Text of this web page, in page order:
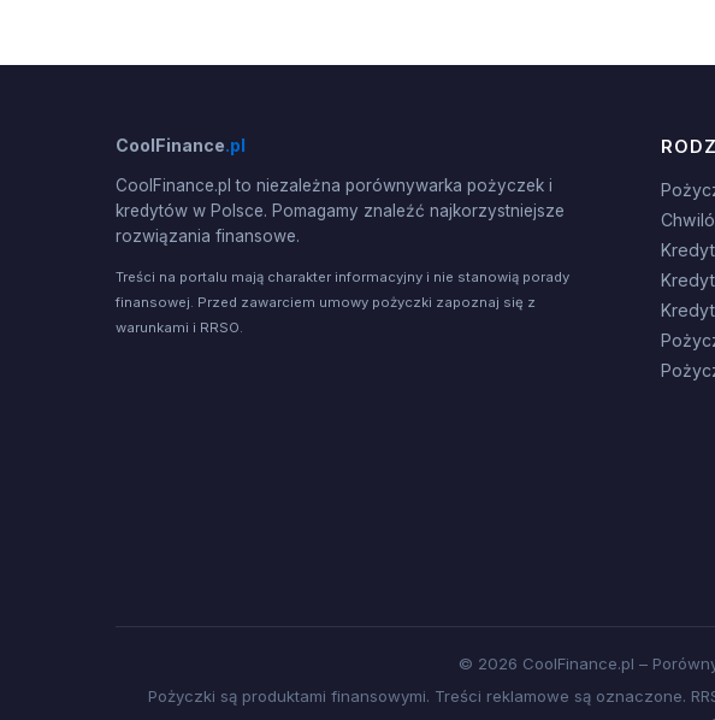
CoolFinance.pl
CoolFinance.pl to niezależna porównywarka pożyczek i
kredytów w Polsce. Pomagamy znaleźć najkorzystniejsze
rozwiązania finansowe.
Treści na portalu mają charakter informacyjny i nie stanowią porady
finansowej. Przed zawarciem umowy pożyczki zapoznaj się z
warunkami i RRSO.
© 2026 CoolFinance.pl –
Pożyczki są produktami finansowymi. Treści reklamowe są oznaczone.